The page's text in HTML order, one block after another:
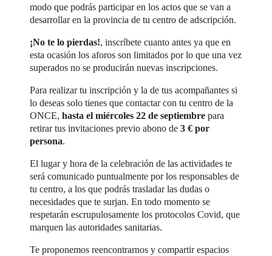
modo que podrás participar en los actos que se van a
desarrollar en la provincia de tu centro de adscripción.
¡No te lo pierdas!, inscríbete cuanto antes ya que en
esta ocasión los aforos son limitados por lo que una vez
superados no se producirán nuevas inscripciones.
Para realizar tu inscripción y la de tus acompañantes si
lo deseas solo tienes que contactar con tu centro de la
ONCE,hasta el miércoles 22 de septiembre para
retirar tus invitaciones previo abono de3 € por
persona.
El lugar y hora de la celebración de las actividades te
será comunicado puntualmente por los responsables de
tu centro, a los que podrás trasladar las dudas o
necesidades que te surjan. En todo momento se
respetarán escrupulosamente los protocolos Covid, que
marquen las autoridades sanitarias.
Te proponemos reencontrarnos y compartir espacios